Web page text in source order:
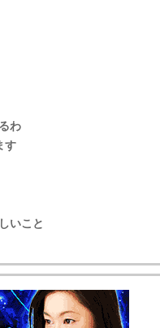
わ
す
いこと